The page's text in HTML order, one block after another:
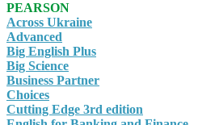
PEARSON
Across Ukraine
Advanced
Big English Plus
Big Science
Business Partner
Choices
Cutting Edge 3rd edition